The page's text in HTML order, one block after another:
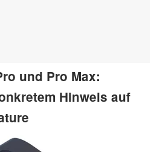
und Pro Max:
Hinweis auf